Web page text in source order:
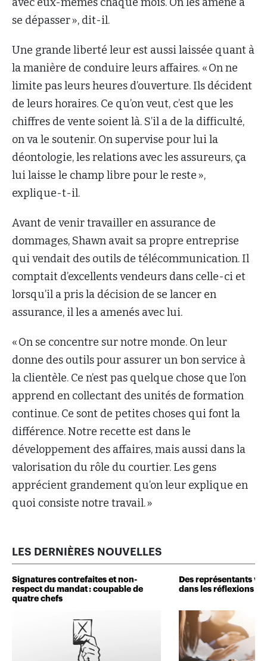
se dépasser », dit-il.
Une grande liberté leur est aussi laissée quant à
la manière de conduire leurs affaires. « On ne
limite pas leurs heures d’ouverture. Ils décident
de leurs horaires. Ce qu’on veut, c’est que les
chiffres de vente soient là. S’il a de la difficulté,
on va le soutenir. On supervise pour lui la
déontologie, les relations avec les assureurs, ça
lui laisse le champ libre pour le reste »,
explique-t-il.
Avant de venir travailler en assurance de
dommages, Shawn avait sa propre entreprise
qui vendait des outils de télécommunication. Il
comptait d’excellents vendeurs dans celle-ci et
lorsqu’il a pris la décision de se lancer en
assurance, il les a amenés avec lui.
« On se concentre sur notre monde. On leur
donne des outils pour assurer un bon service à
la clientèle. Ce n’est pas quelque chose que l’on
apprend en collectant des unités de formation
continue. Ce sont de petites choses qui font la
différence. Notre recette est dans le
développement des affaires, mais aussi dans la
valorisation du rôle du courtier. Les gens
apprécient grandement qu’on leur explique en
quoi consiste notre travail. »
LES DERNIÈRES NOUVELLES
Signatures contrefaites et non-
respect du mandat : coupable de
quatre chefs
Des représentants
dans les réflexions de